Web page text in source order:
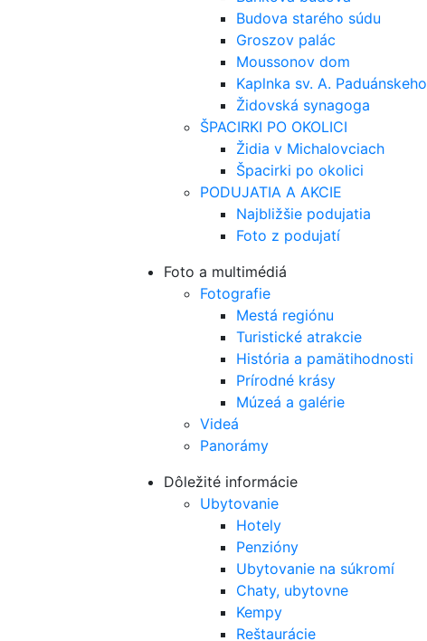
Budova starého súdu
Groszov palác
Moussonov dom
Kaplnka sv. A. Paduánskeho
Židovská synagoga
ŠPACIRKI PO OKOLICI
Židia v Michalovciach
Špacirki po okolici
PODUJATIA A AKCIE
Najbližšie podujatia
Foto z podujatí
Foto a multimédiá
Fotografie
Mestá regiónu
Turistické atrakcie
História a pamätihodnosti
Prírodné krásy
Múzeá a galérie
Videá
Panorámy
Dôležité informácie
Ubytovanie
Hotely
Penzióny
Ubytovanie na súkromí
Chaty, ubytovne
Kempy
Reštaurácie